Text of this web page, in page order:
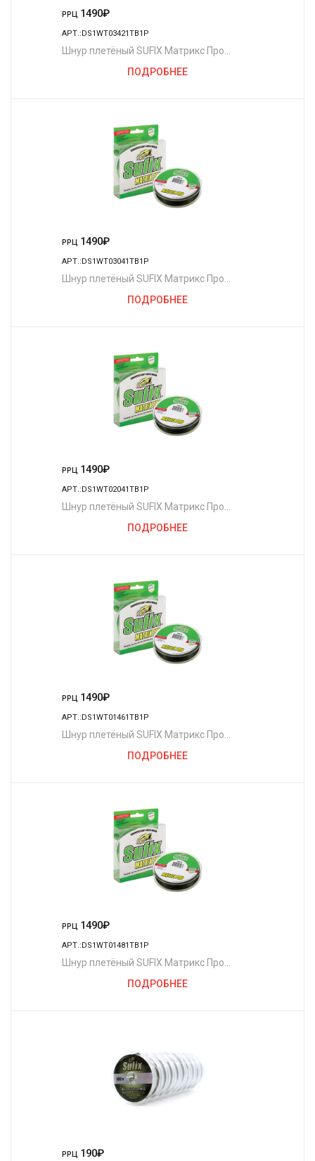
РРЦ 1490₽
АРТ.:DS1WT03421TB1P
Шнур плетёный SUFIX Матрикс Про
ПОДРОБНЕЕ
РРЦ 1490₽
АРТ.:DS1WT03041TB1P
Шнур плетёный SUFIX Матрикс Про
ПОДРОБНЕЕ
РРЦ 1490₽
АРТ.:DS1WT02041TB1P
Шнур плетёный SUFIX Матрикс Про
ПОДРОБНЕЕ
РРЦ 1490₽
АРТ.:DS1WT01461TB1P
Шнур плетёный SUFIX Матрикс Про
ПОДРОБНЕЕ
РРЦ 1490₽
АРТ.:DS1WT01481TB1P
Шнур плетёный SUFIX Матрикс Про
ПОДРОБНЕЕ
РРЦ 190₽